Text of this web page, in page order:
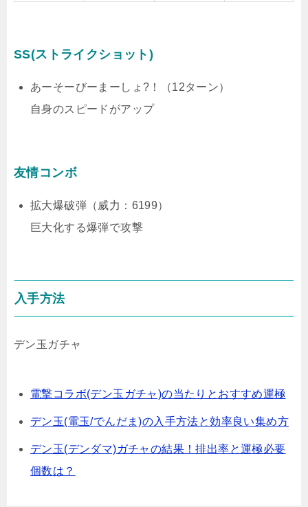
SS(ストライクショット)
あーそーびーまーしょ?！（12ターン）
自身のスピードがアップ
友情コンボ
拡大爆破弾（威力：6199）
巨大化する爆弾で攻撃
入手方法
デン玉ガチャ
電撃コラボ(デン玉ガチャ)の当たりとおすすめ運極
デン玉(電玉/でんだま)の入手方法と効率良い集め方
デン玉(デンダマ)ガチャの結果！排出率と運極必要
個数は？